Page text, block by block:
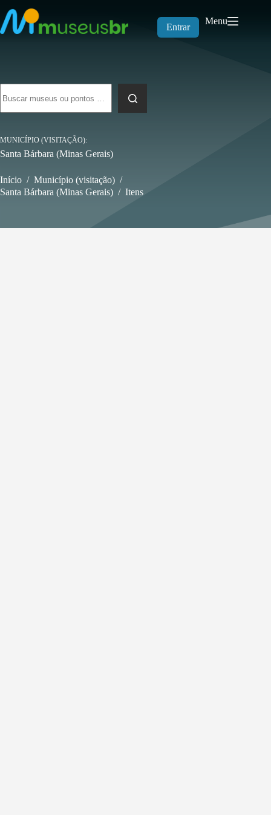
para
o
conteúdo
Entrar
Menu
resultados
MUNICÍPIO (VISITAÇÃO)
Santa Bárbara (Minas Gerais)
Início / Município (visitação) /
Santa Bárbara (Minas Gerais) / Itens